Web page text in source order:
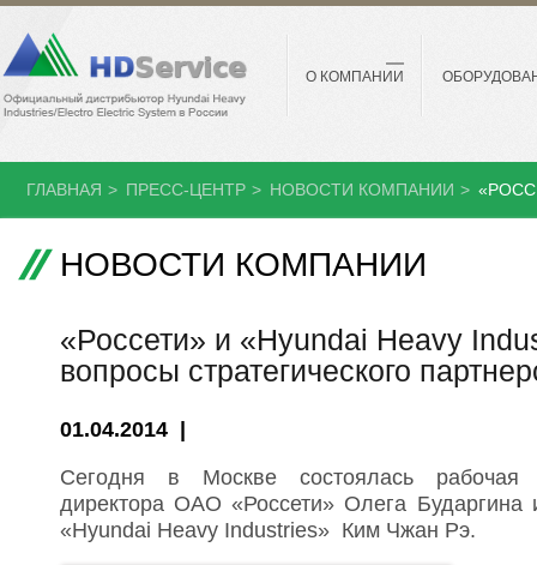
О КОМПАНИИ
ГЛАВНАЯ > ПРЕСС-ЦЕНТР > НОВОСТИ КОМПАНИИ >
НОВОСТИ КОМПАНИИ
«Россети» и «Hyundai Heavy
вопросы стратегического
01.04.2014 |
Сегодня в Москве состоялась рабочая
директора ОАО «Россети» Олега Бударгина
«Hyundai Heavy Industries» Ким Чжан Рэ.